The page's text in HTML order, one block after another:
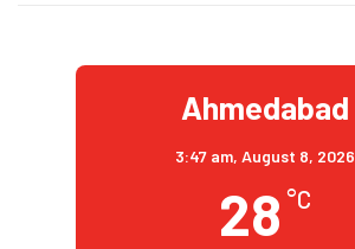
Ahmedabad
3:47 am, August 8, 2026
28 °C